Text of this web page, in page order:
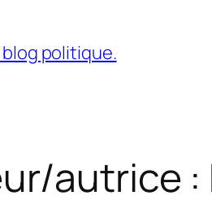
politique.
autrice :